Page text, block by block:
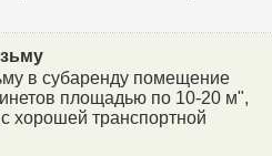
в субаренду помещение
площадью по 10-20 м",
хорошей транспортной